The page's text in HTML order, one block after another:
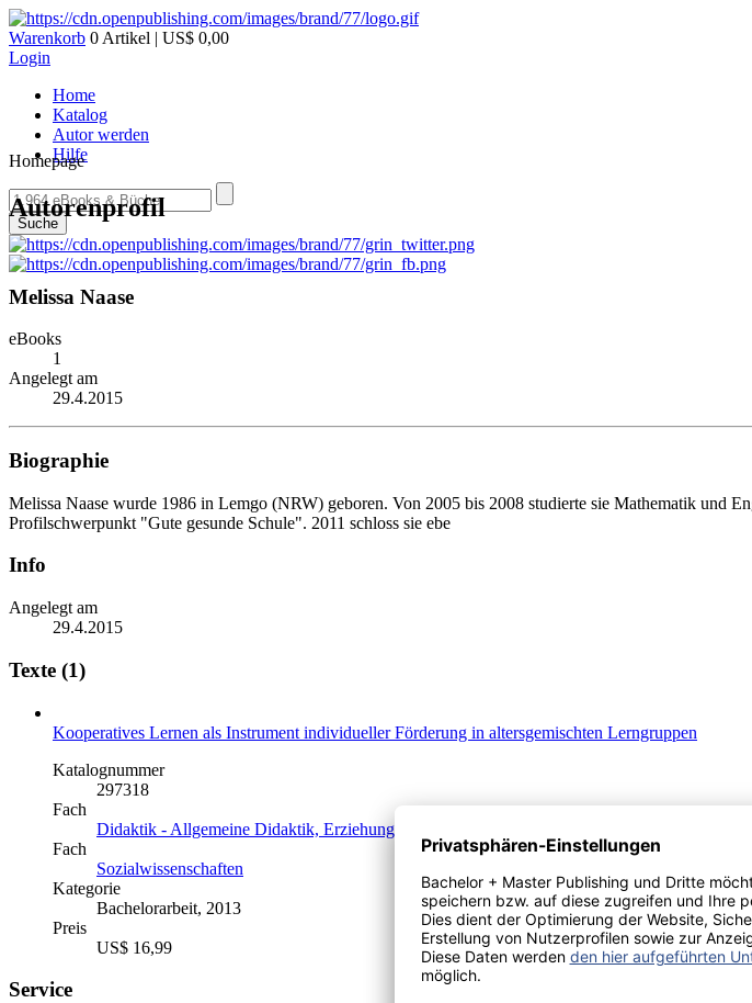
Warenkorb 0 Artikel | US$ 0,00
Login
Home
Katalog
Autor werden
Hilfe
Suche
Homepage
Autorenprofil
Melissa Naase
eBooks
1
Angelegt am
29.4.2015
Biographie
Melissa Naase wurde 1986 in Lemgo (NRW) geboren. Von 2005 bis 2008 studierte sie Mathematik und
Profilschwerpunkt "Gute gesunde Schule". 2011 schloss sie ebe
Info
Angelegt am
29.4.2015
Texte (1)
Kooperatives Lernen als Instrument individueller Förderung in altersgemischten Lerngruppen
Katalognummer
297318
Fach
Didaktik - Allgemeine Didaktik, Erziehungsziele, Methoden
Fach
Sozialwissenschaften
Kategorie
Bachelorarbeit, 2013
Preis
US$ 16,99
Service